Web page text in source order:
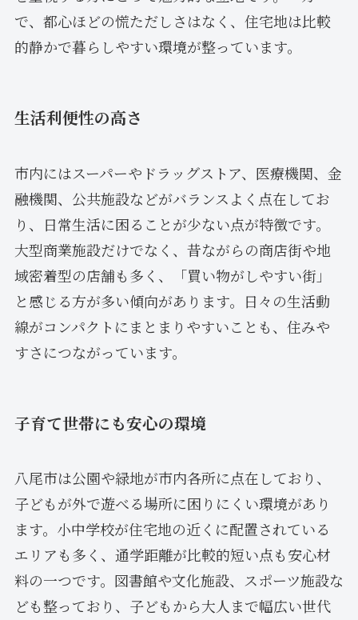
で、都心ほどの慌ただしさはなく、住宅地は比較
的静かで暮らしやすい環境が整っています。
生活利便性の高さ
市内にはスーパーやドラッグストア、医療機関、金
融機関、公共施設などがバランスよく点在してお
り、日常生活に困ることが少ない点が特徴です。
大型商業施設だけでなく、昔ながらの商店街や地
域密着型の店舗も多く、「買い物がしやすい街」
と感じる方が多い傾向があります。日々の生活動
線がコンパクトにまとまりやすいことも、住みや
すさにつながっています。
子育て世帯にも安心の環境
八尾市は公園や緑地が市内各所に点在しており、
子どもが外で遊べる場所に困りにくい環境があり
ます。小中学校が住宅地の近くに配置されている
エリアも多く、通学距離が比較的短い点も安心材
料の一つです。図書館や文化施設、スポーツ施設な
ども整っており、子どもから大人まで幅広い世代